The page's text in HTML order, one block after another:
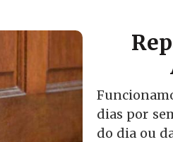
dias por
do dia ou